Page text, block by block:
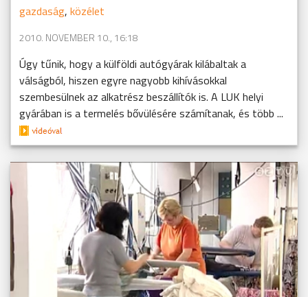
gazdaság, közélet
2010. NOVEMBER 10., 16:18
Úgy tűnik, hogy a külföldi autógyárak kilábaltak a
válságból, hiszen egyre nagyobb kihívásokkal
szembesülnek az alkatrész beszállítók is. A LUK helyi
gyárában is a termelés bővülésére számítanak, és több ...